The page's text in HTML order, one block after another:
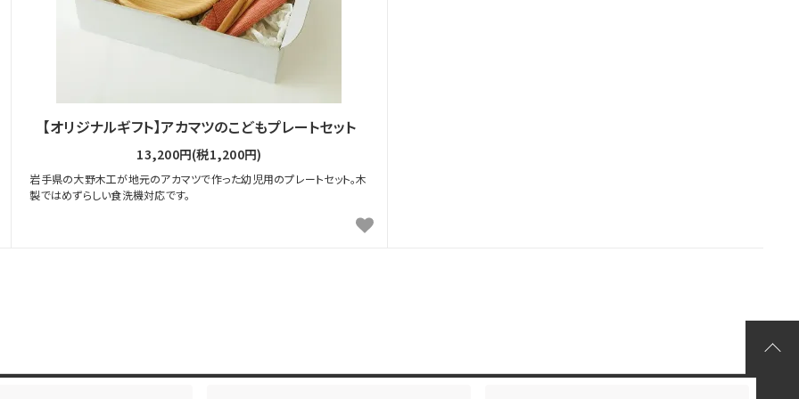
【オリジナルギフト】アカマツのこどもプレートセット
13,200円(税1,200円)
岩手県の大野木工が地元のアカマツで作った幼児用のプレートセット。木
製ではめずらしい食洗機対応です。